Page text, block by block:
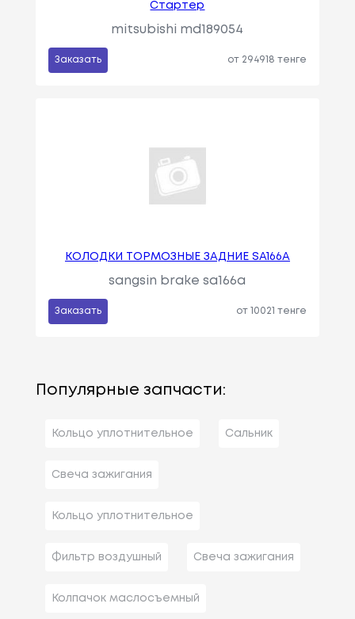
Стартер
mitsubishi md189054
Заказать от 294918 тенге
КОЛОДКИ ТОРМОЗНЫЕ ЗАДНИЕ SA166A
sangsin brake sa166a
Заказать от 10021 тенге
Популярные запчасти:
Кольцо уплотнительное Сальник
Свеча зажигания
Кольцо уплотнительное
Фильтр воздушный Свеча зажигания
Колпачок маслосъемный